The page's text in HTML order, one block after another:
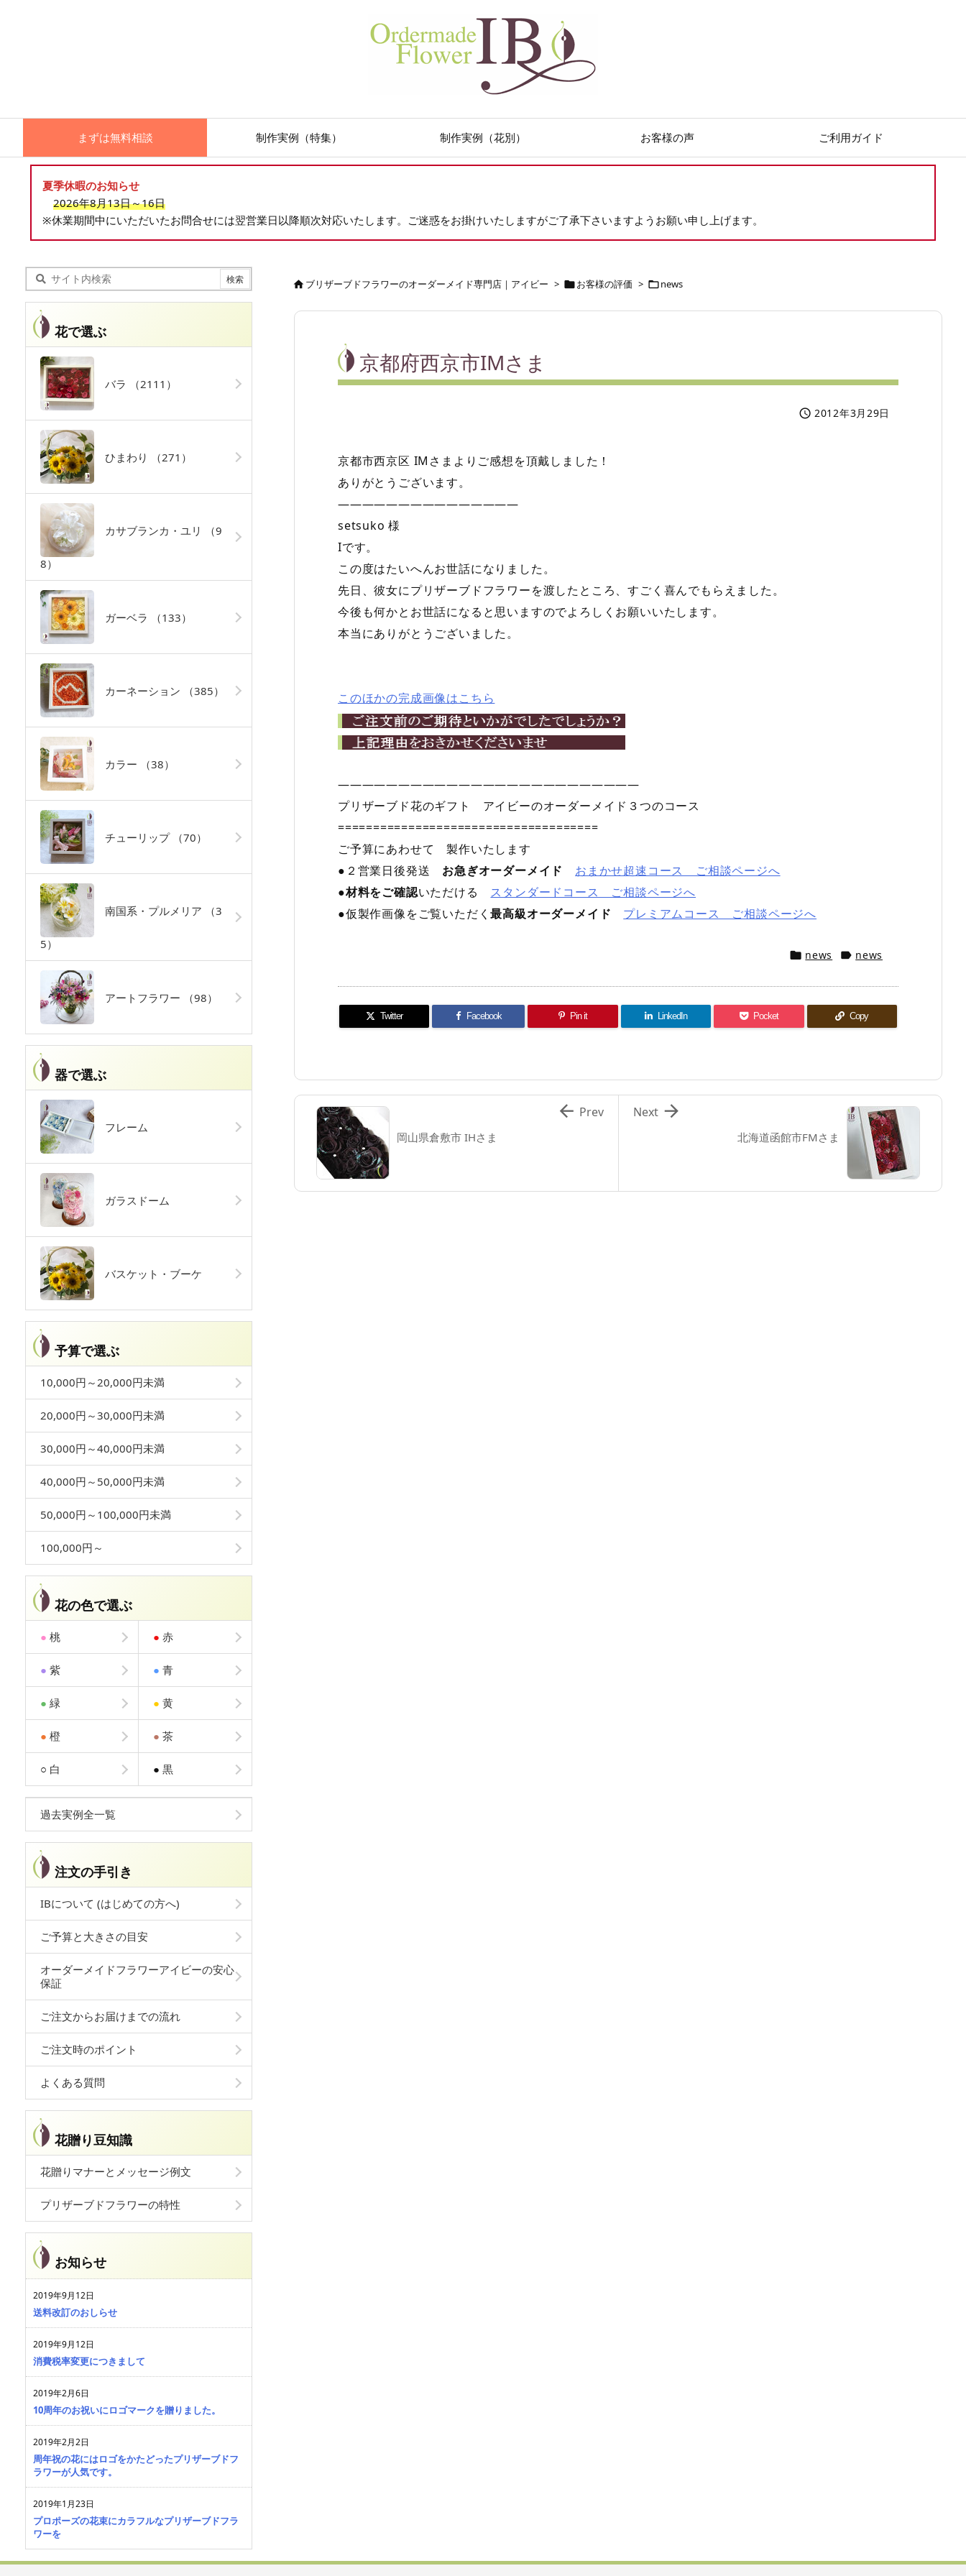
まずは無料相談 制作実例（特集） 制作実例（花別） お客様の声 ご利用ガイド
夏季休暇のお知らせ
2026年8月13日～16日
※休業期間中にいただいたお問合せには翌営業日以降順次対応いたします。ご迷惑をお掛けいたしますがご了承下さいますようお願い申し上げます。
ブリザーブドフラワーのオーダーメイド専門店｜アイビー > お客様の評価 > news
京都府西京市IMさま
 2012年3月29日
京都市西京区 IMさまよりご感想を頂戴しました！
ありがとうございます。
———————————————
setsuko 様
Iです。
この度はたいへんお世話になりました。
先日、彼女にプリザーブドフラワーを渡したところ、すごく喜んでもらえました。
今後も何かとお世話になると思いますのでよろしくお願いいたします。
本当にありがとうございました。
このほかの完成画像はこちら
—————————————————————————
プリザーブド花のギフト アイビーのオーダーメイド３つのコース
=====================================
ご予算にあわせて 製作いたします
●２営業日後発送 お急ぎオーダーメイド
おまかせ超速コース ご相談ページへ
●材料をご確認いただける スタンダードコース ご相談ページへ
●仮製作画像をご覧いただく最高級オーダーメイド プレミアムコース ご相談ページへ
 news  news
Twitter Facebook Pin it LinkedIn Pocket Copy
北海道函館市FMさま

Next
岡山県倉敷市 IHさま
 Prev
花で選ぶ
バラ （2111）
ひまわり （271）
カサブランカ・ユリ （9
8）
ガーベラ （133）
カーネーション （385）
カラー （38）
チューリップ （70）
南国系・プルメリア （3
5）
アートフラワー （98）
器で選ぶ
フレーム
ガラスドーム
バスケット・ブーケ
予算で選ぶ
10,000円～20,000円未満
20,000円～30,000円未満
30,000円～40,000円未満
40,000円～50,000円未満
50,000円～100,000円未満
100,000円～
花の色で選ぶ
● 桃 ● 赤
● 紫 ● 青
● 緑 ● 黄
● 橙 ● 茶
○ 白 ● 黒
過去実例全一覧
注文の手引き
IBについて (はじめての方へ)
ご予算と大きさの目安
オーダーメイドフラワーアイビーの安心
保証
ご注文からお届けまでの流れ
ご注文時のポイント
よくある質問
花贈り豆知識
花贈りマナーとメッセージ例文
プリザーブドフラワーの特性
お知らせ
2019年9月12日
送料改訂のおしらせ
2019年9月12日
消費税率変更につきまして
2019年2月6日
10周年のお祝いにロゴマークを贈りました。
2019年2月2日
周年祝の花にはロゴをかたどったプリザーブドフ
ラワーが人気です。
2019年1月23日
プロポーズの花束にカラフルなプリザーブドフラ
ワーを